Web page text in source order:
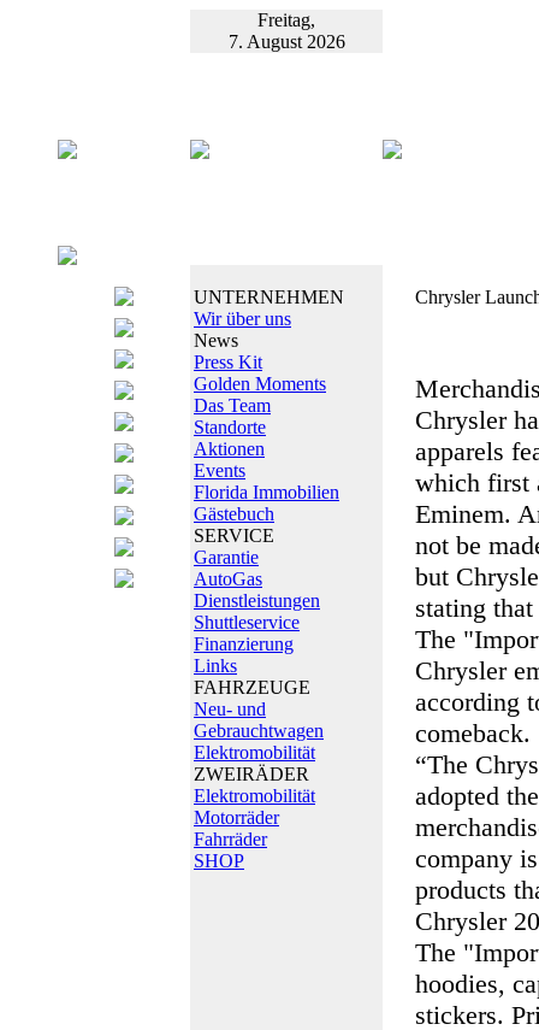
Freitag,
7. August 2026
UNTERNEHMEN
Wir über uns
News
Press Kit
Golden Moments
Das Team
Standorte
Aktionen
Events
Florida Immobilien
Gästebuch
SERVICE
Garantie
AutoGas
Dienstleistungen
Shuttleservice
Finanzierung
Links
FAHRZEUGE
Neu- und
Gebrauchtwagen
Elektromobilität
ZWEIRÄDER
Elektromobilität
Motorräder
Fahrräder
SHOP
Chrysler
Chrysler
apparels
which first
Eminem.
not be
but
stating
The
Chrysler
according
comeback.
“The
adopted
company
products
Chrysler
The
hoodies,
stickers.